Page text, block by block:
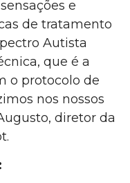
e
de tratamento
Autista
que é a
o protocolo de
nos nossos
diretor da